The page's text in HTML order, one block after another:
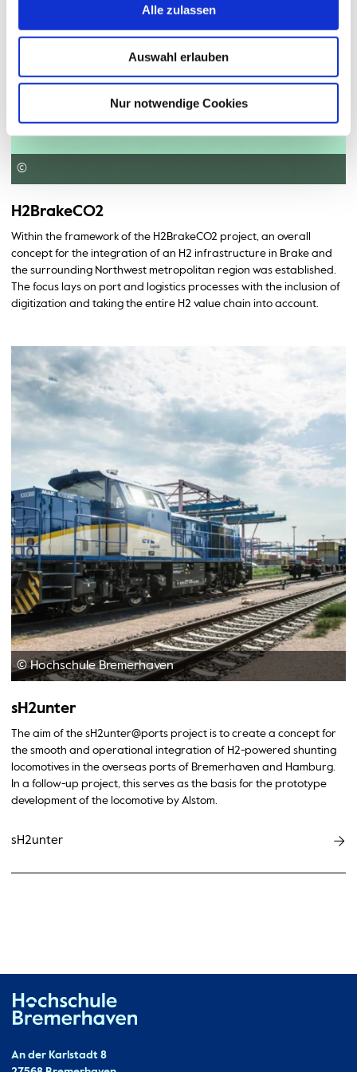
Alle zulassen
Auswahl erlauben
Nur notwendige Cookies
©
H2BrakeCO2
Within the framework of the H2BrakeCO2 project, an overall
concept for the integration of an H2 infrastructure in Brake and
the surrounding Northwest metropolitan region was established.
The focus lays on port and logistics processes with the inclusion of
digitization and taking the entire H2 value chain into account.
© Hochschule Bremerhaven
sH2unter
The aim of the sH2unter@ports project is to create a concept for
the smooth and operational integration of H2-powered shunting
locomotives in the overseas ports of Bremerhaven and Hamburg.
In a follow-up project, this serves as the basis for the prototype
development of the locomotive by Alstom.
sH2unter
Contact
An der Karlstadt 8